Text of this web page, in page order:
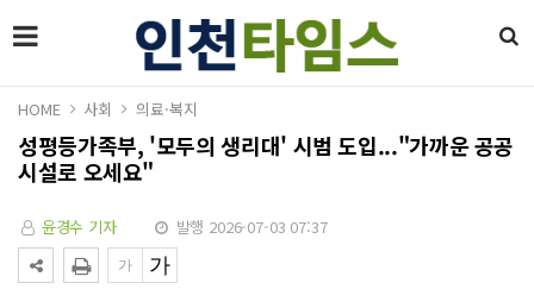
HOME 사회 의료·복지
성평등가족부, '모두의 생리대' 시범 도입..."가까운 공공
시설로 오세요"
윤경수 기자 발행 2026-07-03 07:37